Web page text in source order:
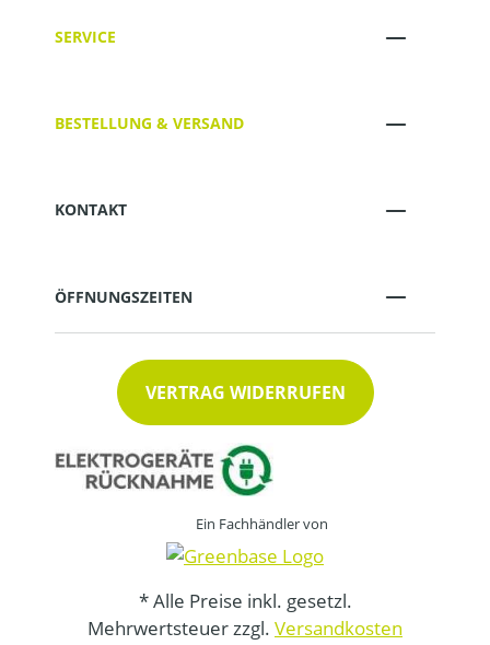
SERVICE
BESTELLUNG & VERSAND
KONTAKT
ÖFFNUNGSZEITEN
VERTRAG WIDERRUFEN
Ein Fachhändler von
* Alle Preise inkl. gesetzl.
Mehrwertsteuer zzgl. Versandkosten